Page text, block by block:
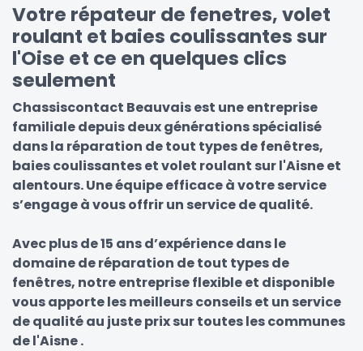
Votre répateur de fenetres, volet
roulant et baies coulissantes sur
l'Oise et ce en quelques clics
seulement
Chassiscontact Beauvais est une entreprise
familiale depuis deux générations spécialisé
dans la réparation de tout types de fenêtres,
baies coulissantes et volet roulant sur l'Aisne et
alentours. Une équipe efficace à votre service
s’engage à vous offrir un service de qualité.
Avec plus de 15 ans d’expérience dans le
domaine de réparation de tout types de
fenêtres, notre entreprise flexible et disponible
vous apporte les meilleurs conseils et un service
de qualité au juste prix sur toutes les communes
de l'Aisne .